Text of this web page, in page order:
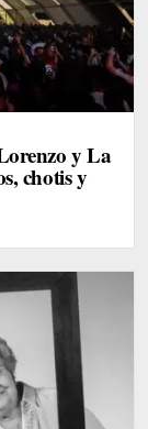
y La
chotis y